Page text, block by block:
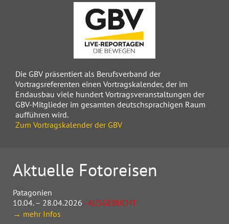
Die GBV präsentiert als Berufsverband der
Vortragsreferenten einen Vortragskalender, der im
Endausbau viele hundert Vortragsveranstaltungen der
GBV-Mitglieder im gesamten deutschsprachigen Raum
aufführen wird.
Zum Vortragskalender der GBV
Aktuelle Fotoreisen
Patagonien
10.04. – 28.04.2026 - AUSGEBUCHT
→ mehr Infos